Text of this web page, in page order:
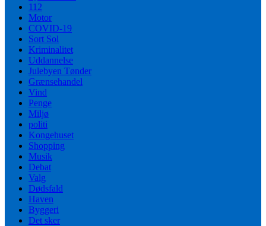
112
Motor
COVID-19
Sort Sol
Kriminalitet
Uddannelse
Julebyen Tønder
Grænsehandel
Vind
Penge
Miljø
politi
Kongehuset
Shopping
Musik
Debat
Valg
Dødsfald
Haven
Byggeri
Det sker